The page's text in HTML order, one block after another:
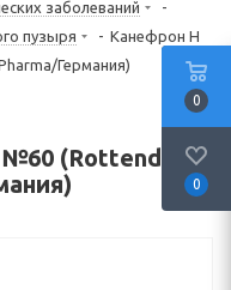
заболеваний
-
пузыря
- Канефрон Н
Германия)
(Rottendorf
0
0